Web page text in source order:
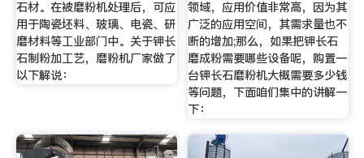
石材。在被磨粉机处理后，可应
用于陶瓷坯料、玻璃、电瓷、研
磨材料等工业部门中。关于钾长
石制粉加工艺，磨粉机厂家做了
以下解说：
领域，应用价值非常高，因为其
广泛的应用空间，其需求量也不
断的增加;那么，如果把钾长石
磨成粉需要哪些设备呢，购置一
台钾长石磨粉机大概需要多少钱
等问题，下面咱们集中的讲解一
下：